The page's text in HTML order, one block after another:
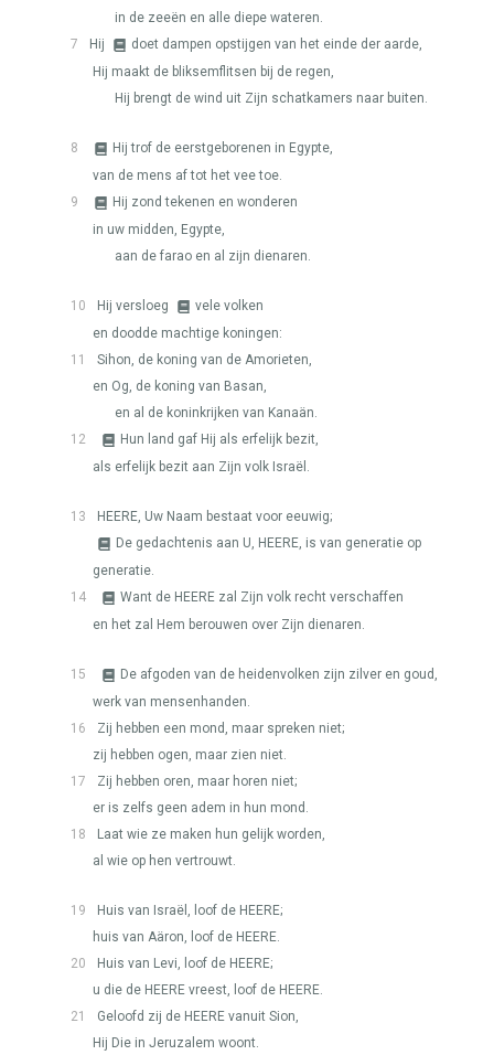
in de zeeën en alle diepe wateren.
7
Hij
doet dampen opstijgen van het einde der aarde,
Hij maakt de bliksemflitsen bij de regen,
Hij brengt de wind uit Zijn schatkamers naar buiten.
8
Hij trof de eerstgeborenen in Egypte,
van de mens af tot het vee toe.
9
Hij zond tekenen en wonderen
in uw midden, Egypte,
aan de farao en al zijn dienaren.
10 Hij versloeg
vele volken
en doodde machtige koningen:
11
Sihon, de koning van de Amorieten,
en Og, de koning van Basan,
en al de koninkrijken van Kanaän.
12
Hun land gaf Hij als erfelijk bezit,
als erfelijk bezit aan Zijn volk Israël.
13 HEERE, Uw Naam bestaat voor eeuwig;
De gedachtenis aan U, HEERE, is van generatie op
generatie.
14
Want de HEERE zal Zijn volk recht verschaffen
en het zal Hem berouwen over Zijn dienaren.
15
De afgoden van de heidenvolken zijn zilver en goud,
werk van mensenhanden.
16
Zij hebben een mond, maar spreken niet;
zij hebben ogen, maar zien niet.
17
Zij hebben oren, maar horen niet;
er is zelfs geen adem in hun mond.
18
Laat wie ze maken hun gelijk worden,
al wie op hen vertrouwt.
19 Huis van Israël, loof de HEERE;
huis van Aäron, loof de HEERE.
20
Huis van Levi, loof de HEERE;
u die de HEERE vreest, loof de HEERE.
21
Geloofd zij de HEERE vanuit Sion,
Hij Die in Jeruzalem woont.